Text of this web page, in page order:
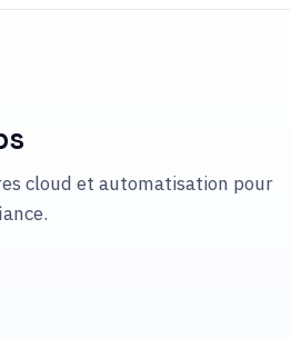
cloud et automatisation pour